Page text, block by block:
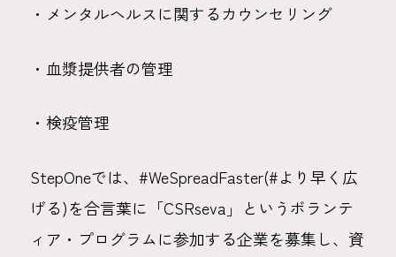
・メンタルヘルスに関するカウンセリング
・血漿提供者の管理
・検疫管理
StepOneでは、#WeSpreadFaster(#より早く広
げる)を合言葉に「CSRseva」というボランテ
ィア・プログラムに参加する企業を募集し、資